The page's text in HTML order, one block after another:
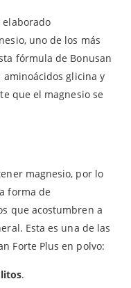
elaborado
uno de los más
fórmula de Bonusan
glicina y
que el magnesio se
magnesio, por lo
forma de
que acostumbren a
Esta es una de las
Forte Plus en polvo:
.